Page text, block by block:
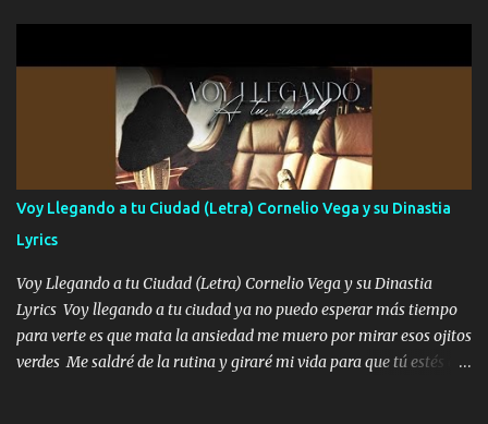
cariño de mi alma Que pa febrero vendré frente a ti con mis
preguntas y digas que sí hacernos novios y verte feliz y muy
contenta como yo por ti Música Pregúntame qué es lo que me
enamora pa describirte unas cuantas horas también pregunta que
quiero contigo que seas dichosa al estar conmigo Y ya borracho
contéstame la llamada pa dedicarte unas bonitas palabras así
borracho me animo a decirte todo y puedo describirlo mucho que
me encantes Decirte que me siento muy feliz y emocionado por
tenerte aquí espero que quiera...
Voy Llegando a tu Ciudad (Letra) Cornelio Vega y su Dinastia
Lyrics
Voy Llegando a tu Ciudad (Letra) Cornelio Vega y su Dinastia
Lyrics Voy llegando a tu ciudad ya no puedo esperar más tiempo
para verte es que mata la ansiedad me muero por mirar esos ojitos
verdes Me saldré de la rutina y giraré mi vida para que tú estés en